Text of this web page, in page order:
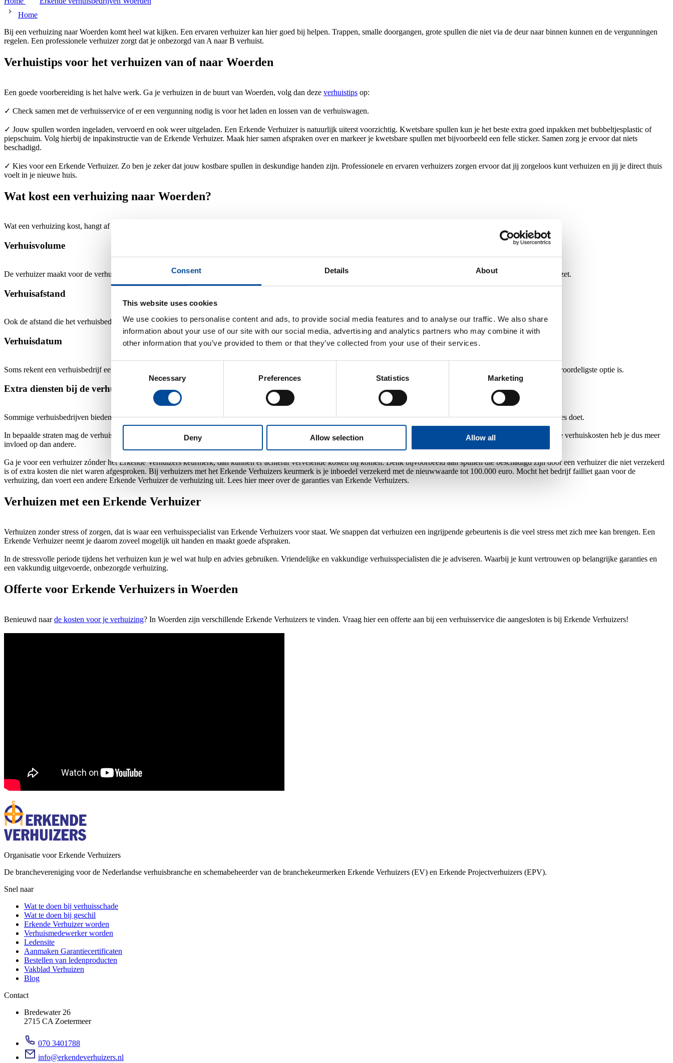
Consent Details About
This website uses cookies
We use cookies to personalise content and ads, to provide social media features and to analyse our traffic. We also share
information about your use of our site with our social media, advertising and analytics partners who may combine it with
other information that you’ve provided to them or that they’ve collected from your use of their services.
Necessary Preferences Statistics Marketing
Deny Allow selection Allow all
Home
Bij een verhuizing naar Woerden komt heel wat kijken. Een ervaren verhuizer kan hier goed bij helpen. Trappen, smalle doorgangen, grote spullen die niet via de deur naar binnen kunnen en de vergunningen
regelen. Een professionele verhuizer zorgt dat je onbezorgd van A naar B verhuist.
Verhuistips voor het verhuizen van of naar Woerden
Een goede voorbereiding is het halve werk. Ga je verhuizen in de buurt van Woerden, volg dan deze verhuistips op:
✓ Check samen met de verhuisservice of er een vergunning nodig is voor het laden en lossen van de verhuiswagen.
✓ Jouw spullen worden ingeladen, vervoerd en ook weer uitgeladen. Een Erkende Verhuizer is natuurlijk uiterst voorzichtig. Kwetsbare spullen kun je het beste extra goed inpakken met bubbeltjesplastic of
piepschuim. Volg hierbij de inpakinstructie van de Erkende Verhuizer. Maak hier samen afspraken over en markeer je kwetsbare spullen met bijvoorbeeld een felle sticker. Samen zorg je ervoor dat niets
beschadigd.
✓ Kies voor een Erkende Verhuizer. Zo ben je zeker dat jouw kostbare spullen in deskundige handen zijn. Professionele en ervaren verhuizers zorgen ervoor dat jij zorgeloos kunt verhuizen en jij je direct thuis
voelt in je nieuwe huis.
Wat kost een verhuizing naar Woerden?
Wat een verhuizing kost, hangt af van hoeveel spullen, hoe ver en wanneer je wilt verhuizen. Allemaal zaken die invloed hebben op de verhuiskosten.
Verhuisvolume
De verhuizer maakt voor de verhuizing een berekening van het volume van jouw spullen. Aan de hand daarvan wordt bepaald welke en hoeveel verhuiswagens er in worden gezet.
Verhuisafstand
Ook de afstand die het verhuisbedrijf moet afleggen heeft invloed op de verhuiskosten. Het aantal kilometers wordt vooraf besproken.
Verhuisdatum
Soms rekent een verhuisbedrijf een hoger tarief voor dagen die drukker zijn en een lager tarief voor minder populaire verhuisdagen. Bekijk samen met het verhuisbedrijf wat de voordeligste optie is.
Extra diensten bij de verhuizing
Sommige verhuisbedrijven bieden extra diensten aan. Je kunt bijvoorbeeld verhuisdozen bij de verhuizer zelf huren of gebruik maken van een handyman verhuizer die ook klusjes doet.
In bepaalde straten mag de verhuiswagen niet zomaar parkeren. Hiervoor heb je een vergunning nodig die je samen met het verhuisbedrijf kan regelen bij de gemeente. Sommige verhuiskosten heb je dus meer
invloed op dan andere.
Ga je voor een verhuizer zónder het Erkende Verhuizers keurmerk, dan kunnen er achteraf vervelende kosten bij komen. Denk bijvoorbeeld aan spullen die beschadigd zijn door een verhuizer die niet verzekerd
is of extra kosten die niet waren afgesproken. Bij verhuizers met het Erkende Verhuizers keurmerk is je inboedel verzekerd met de nieuwwaarde tot 100.000 euro. Mocht het bedrijf failliet gaan voor de
verhuizing, dan voert een andere Erkende Verhuizer de verhuizing uit. Lees hier meer over de garanties van Erkende Verhuizers.
Verhuizen met een Erkende Verhuizer
Verhuizen zonder stress of zorgen, dat is waar een verhuisspecialist van Erkende Verhuizers voor staat. We snappen dat verhuizen een ingrijpende gebeurtenis is die veel stress met zich mee kan brengen. Een
Erkende Verhuizer neemt je daarom zoveel mogelijk uit handen en maakt goede afspraken.
In de stressvolle periode tijdens het verhuizen kun je wel wat hulp en advies gebruiken. Vriendelijke en vakkundige verhuisspecialisten die je adviseren. Waarbij je kunt vertrouwen op belangrijke garanties en
een vakkundig uitgevoerde, onbezorgde verhuizing.
Offerte voor Erkende Verhuizers in Woerden
Benieuwd naarde kosten voor je verhuizing? In Woerden zijn verschillende Erkende Verhuizers te vinden. Vraag hier een offerte aan bij een verhuisservice die aangesloten is bij Erkende Verhuizers!
Organisatie voor Erkende Verhuizers
De branchevereniging voor de Nederlandse verhuisbranche en schemabeheerder van de branchekeurmerken Erkende Verhuizers (EV) en Erkende Projectverhuizers (EPV).
Snel naar
Wat te doen bij verhuisschade
Wat te doen bij geschil
Erkende Verhuizer worden
Verhuismedewerker worden
Ledensite
Aanmaken Garantiecertificaten
Bestellen van ledenproducten
Vakblad Verhuizen
Blog
Contact
Bredewater 26
2715 CA Zoetermeer
070 3401788
info@erkendeverhuizers.nl